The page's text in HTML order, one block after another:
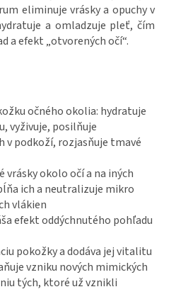
eliminuje vrásky a opuchy v
a omladzuje pleť, čím
a efekt „otvorených očí“.
očného okolia: hydratuje
vyživuje, posilňuje
v podkoží, rozjasňuje tmavé
okolo očí a na iných
ich a neutralizuje mikro
vlákien
efekt oddýchnutého pohľadu
pokožky a dodáva jej vitalitu
vzniku nových mimických
tých, ktoré už vznikli